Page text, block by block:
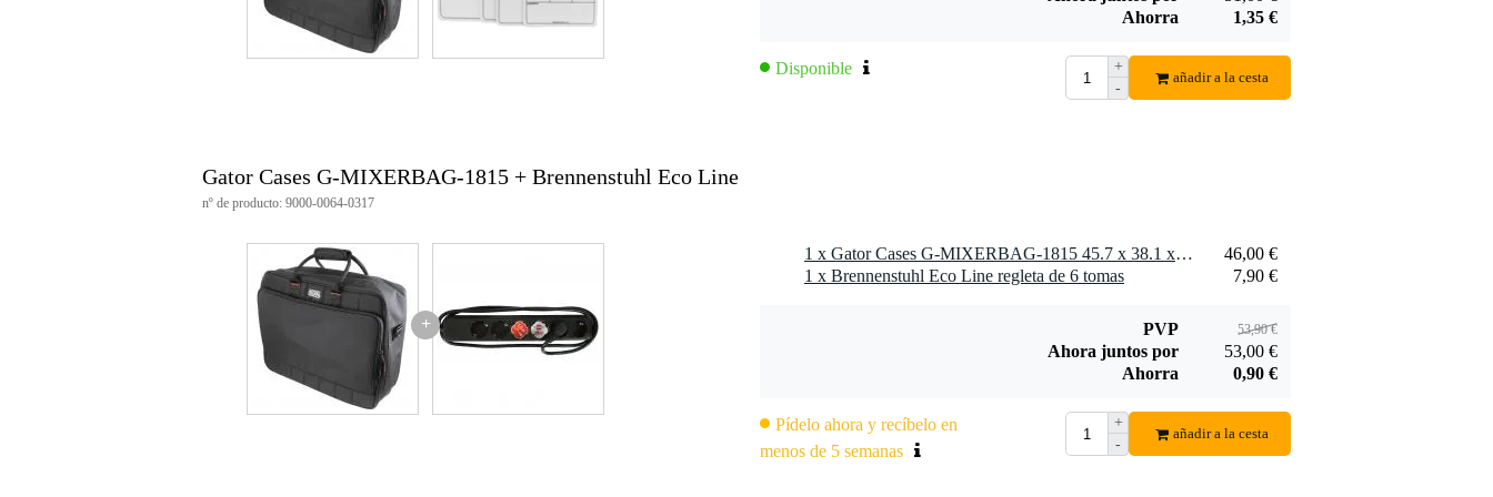
Ahorra
1,35 €
Disponible
+
-
añadir a la cesta
Gator Cases G-MIXERBAG-1815 + Brennenstuhl Eco Line
nº de producto: 9000-0064-0317
+
1 x Gator Cases G-MIXERBAG-1815 45.7 x 38.1 x 16.5cm Mixer Bag
46,00 €
1 x Brennenstuhl Eco Line regleta de 6 tomas
7,90 €
PVP 53,90 €
Ahora juntos por
53,00 €
Ahorra
0,90 €
Pídelo ahora y recíbelo en
menos de 5 semanas
+
-
añadir a la cesta